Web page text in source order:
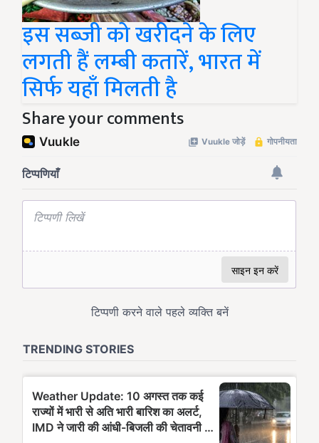
इस सब्ज़ी को खरीदने के लिए
लगती हैं लम्बी कतारें, भारत में
सिर्फ यहाँ मिलती है
Share your comments